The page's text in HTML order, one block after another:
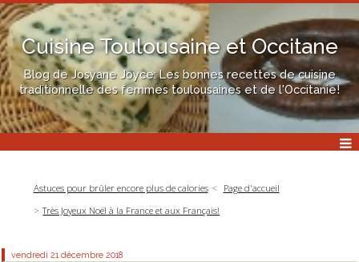
Cuisine Toulousaine et Occitane
Blog de Josyane Joyce: Les bonnes recettes de cuisine
traditionnelle des femmes toulousaines et de l'Occitanie!
Astuces pour brûler encore plus de calories
Page d'accueil
Très Joyeux Noël à la France et aux Français!
vendredi 21 décembre 2018